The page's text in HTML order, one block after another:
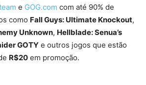
e GOG.com com até 90% de
como Fall Guys: Ultimate Knockout,
Unknown, Hellblade: Senua’s
GOTY e outros jogos que estão
R$20 em promoção.